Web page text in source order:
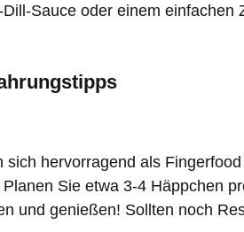
Sauce oder einem einfachen
sich hervorragend als
Sie etwa 3-4 Häppchen
und genießen! Sollten noch